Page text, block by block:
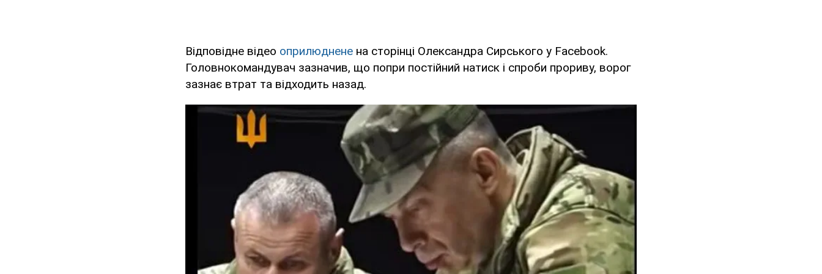
Відповідне відео оприлюднене на сторінці Олександра Сирського у Facebook.
Головнокомандувач зазначив, що попри постійний натиск і спроби прориву, ворог
зазнає втрат та відходить назад.